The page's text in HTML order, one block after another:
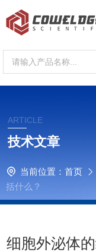
ARTICLE
技术文章
当前位置： 首页
括什么？
细胞外泌体